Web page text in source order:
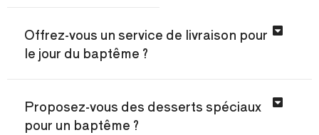
Offrez-vous un service de livraison pour
le jour du baptême ?
Proposez-vous des desserts spéciaux
pour un baptême ?